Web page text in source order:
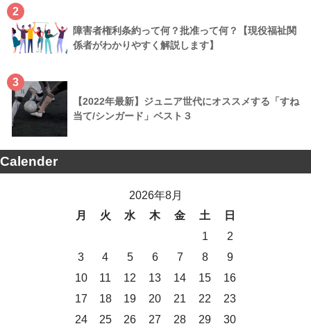
2
障害者権利条約って何？批准って何？【現役福祉関
係者がわかりやすく解説します】
3
【2022年最新】ジュニア世代にオススメする「すね
当て/シンガード」ベスト３
Calender
2026年8月
月
火 水 木 金 土
日
1
2
3
4 5 6 7 8
9
10
11 12 13 14 15
16
17
18 19 20 21 22
23
24
25 26 27 28 29
30